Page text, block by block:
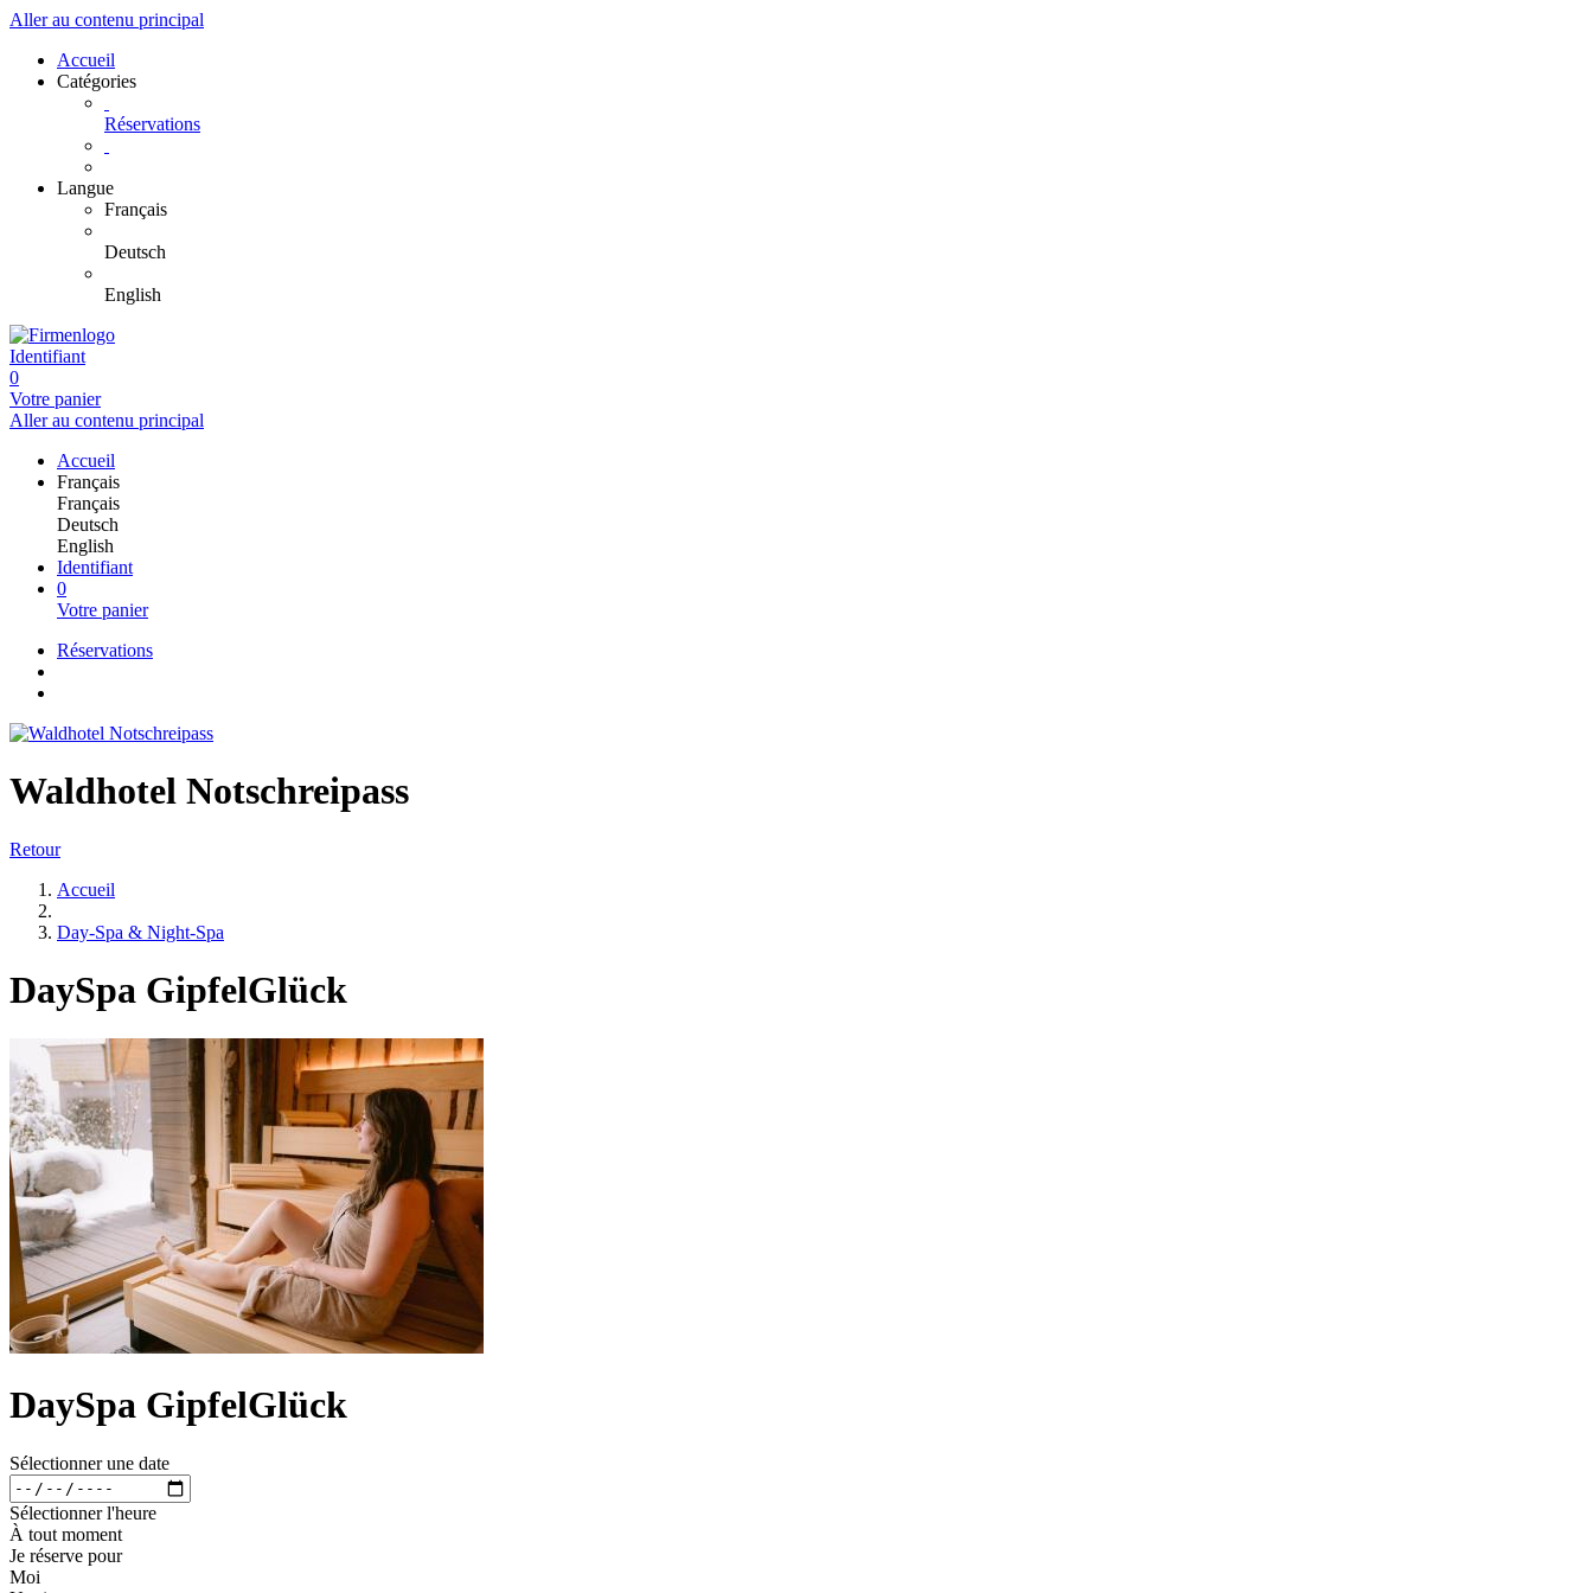
Aller au contenu principal
Accueil
Catégories
Réservations
Langue
Français
Deutsch
English
Identifiant
0
Votre panier
Aller au contenu principal
Accueil
Français
Français
Deutsch
English
Identifiant
0
Votre panier
Réservations
Waldhotel Notschreipass
Retour
Accueil
Day-Spa & Night-Spa
DaySpa GipfelGlück
DaySpa GipfelGlück
Sélectionner une date
Sélectionner l'heure
À tout moment
Je réserve pour
Moi